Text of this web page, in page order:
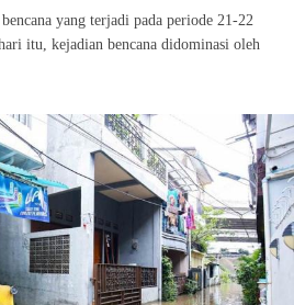
yang terjadi pada periode 21-22
itu, kejadian bencana didominasi oleh